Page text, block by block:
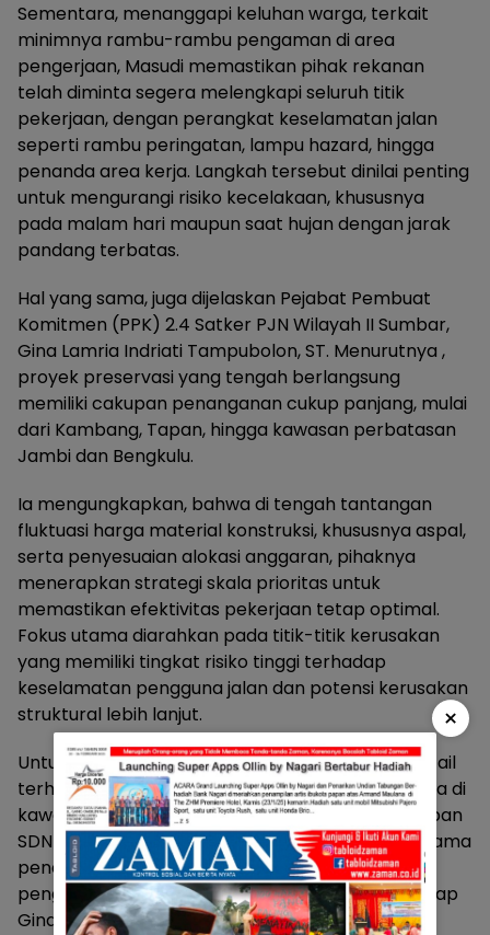
Sementara, menanggapi keluhan warga, terkait
minimnya rambu-rambu pengaman di area
pengerjaan, Masudi memastikan pihak rekanan
telah diminta segera melengkapi seluruh titik
pekerjaan, dengan perangkat keselamatan jalan
seperti rambu peringatan, lampu hazard, hingga
penanda area kerja. Langkah tersebut dinilai penting
untuk mengurangi risiko kecelakaan, khususnya
pada malam hari maupun saat hujan dengan jarak
pandang terbatas.
Hal yang sama, juga dijelaskan Pejabat Pembuat
Komitmen (PPK) 2.4 Satker PJN Wilayah II Sumbar,
Gina Lamria Indriati Tampubolon, ST. Menurutnya ,
proyek preservasi yang tengah berlangsung
memiliki cakupan penanganan cukup panjang, mulai
dari Kambang, Tapan, hingga kawasan perbatasan
Jambi dan Bengkulu.
Ia mengungkapkan, bahwa di tengah tantangan
fluktuasi harga material konstruksi, khususnya aspal,
serta penyesuaian alokasi anggaran, pihaknya
menerapkan strategi skala prioritas untuk
memastikan efektivitas pekerjaan tetap optimal.
Fokus utama diarahkan pada titik-titik kerusakan
yang memiliki tingkat risiko tinggi terhadap
keselamatan pengguna jalan dan potensi kerusakan
struktural lebih lanjut.
Untuk itu, Kami melakukan pemetaan secara detail
terhadap kondisi lapangan. Titik-titik yang berada di
kawasan padat aktivitas masyarakat seperti depan
SDN 07 Labuhan Balai Selasa menjadi prioritas utama
penanganan karena menyangkut keselamatan
pengguna jalan dan aktivitas warga sekitar, ungkap
Gina.
×